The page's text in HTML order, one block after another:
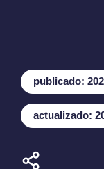
publicado:
actualizado: